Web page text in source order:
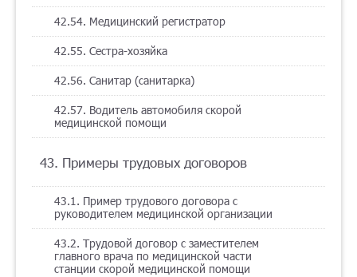
42.54. Медицинский регистратор
42.55. Сестра-хозяйка
42.56. Санитар (санитарка)
42.57. Водитель автомобиля скорой
медицинской помощи
43. Примеры трудовых договоров
43.1. Пример трудового договора с
руководителем медицинской организации
43.2. Трудовой договор с заместителем
главного врача по медицинской части
станции скорой медицинской помощи